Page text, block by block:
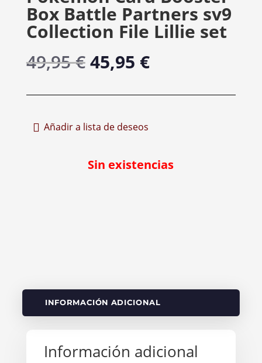
Box Battle Partners sv9
Collection File Lillie set
49,95€ El
precio
era:
45,95 €El
precio
es:
Añadir a lista de deseos
Sin existencias
INFORMACIÓN ADICIONAL
Información adicional